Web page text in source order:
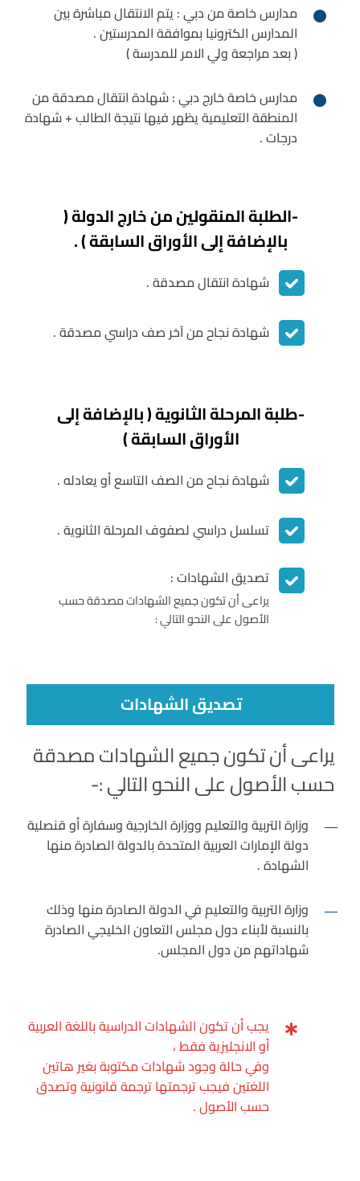
مدارس خاصة من دبي : يتم الانتقال مباشرة بين
المدارس الكترونيا بموافقة المدرستين .
( بعد مراجعة ولي الامر للمدرسة )
مدارس خاصة خارج دبي : شهادة انتقال مصدقة من
المنطقة التعليمية يظهر فيها نتيجة الطالب + شهادة
درجات .
-الطلبة المنقولين من خارج الدولة (
بالإضافة إلى الأوراق السابقة ) .
شهادة انتقال مصدقة .
شهادة نجاح من آخر صف دراسي مصدقة .
-طلبة المرحلة الثانوية ( بالإضافة إلى
الأوراق السابقة )
شهادة نجاح من الصف التاسع أو يعادله .
تسلسل دراسي لصفوف المرحلة الثانوية .
تصديق الشهادات :
يراعى أن تكون جميع الشهادات مصدقة حسب
الأصول على النحو التالي :
تصديق الشهادات
يراعى أن تكون جميع الشهادات مصدقة
حسب الأصول على النحو التالي :-
وزارة التربية والتعليم ووزارة الخارجية وسفارة أو قنصلية
دولة الإمارات العربية المتحدة بالدولة الصادرة منها
الشهادة .
وزارة التربية والتعليم في الدولة الصادرة منها وذلك
بالنسبة لأبناء دول مجلس التعاون الخليجي الصادرة
شهاداتهم من دول المجلس.
يجب أن تكون الشهادات الدراسية باللغة العربية
أو الانجليزية فقط ،
وفي حالة وجود شهادات مكتوبة بغير هاتين
اللغتين فيجب ترجمتها ترجمة قانونية وتصدق
حسب الأصول .